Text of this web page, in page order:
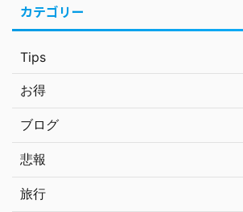
カテゴリー
Tips
お得
ブログ
悲報
旅行